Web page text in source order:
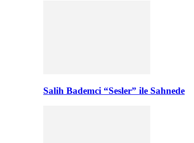
Salih Bademci “Sesler” ile Sahnede